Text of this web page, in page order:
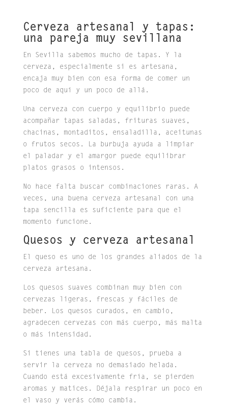
Cerveza artesanal y tapas:
una pareja muy sevillana
En Sevilla sabemos mucho de tapas. Y la
cerveza, especialmente si es artesana,
encaja muy bien con esa forma de comer un
poco de aquí y un poco de allá.
Una cerveza con cuerpo y equilibrio puede
acompañar tapas saladas, frituras suaves,
chacinas, montaditos, ensaladilla, aceitunas
o frutos secos. La burbuja ayuda a limpiar
el paladar y el amargor puede equilibrar
platos grasos o intensos.
No hace falta buscar combinaciones raras. A
veces, una buena cerveza artesanal con una
tapa sencilla es suficiente para que el
momento funcione.
Quesos y cerveza artesanal
El queso es uno de los grandes aliados de la
cerveza artesana.
Los quesos suaves combinan muy bien con
cervezas ligeras, frescas y fáciles de
beber. Los quesos curados, en cambio,
agradecen cervezas con más cuerpo, más malta
o más intensidad.
Si tienes una tabla de quesos, prueba a
servir la cerveza no demasiado helada.
Cuando está excesivamente fría, se pierden
aromas y matices. Déjala respirar un poco en
el vaso y verás cómo cambia.